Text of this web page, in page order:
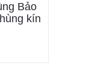
Bảo
kín